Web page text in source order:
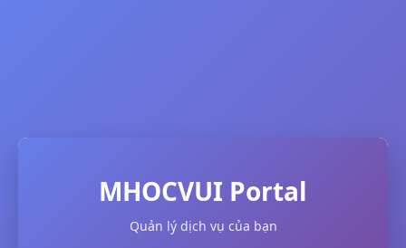
MHOCVUI Portal
Quản lý dịch vụ của bạn